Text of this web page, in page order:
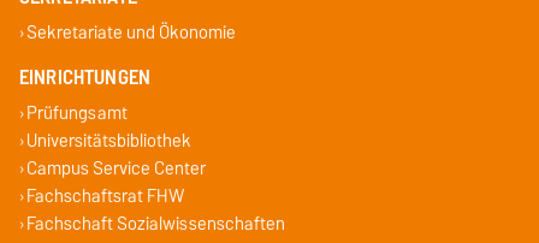
Sekretariate und Ökonomie
EINRICHTUNGEN
Prüfungsamt
Universitätsbibliothek
Campus Service Center
Fachschaftsrat FHW
Fachschaft Sozialwissenschaften